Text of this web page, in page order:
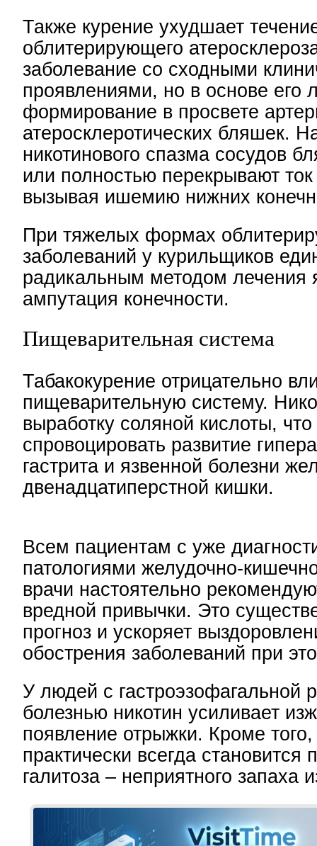
Также курение ухудшает
облитерирующего
заболевание со сходными
проявлениями, но в основе его
формирование в просвете
атеросклеротических бляшек.
никотинового спазма сосудов
или полностью перекрывают ток
вызывая ишемию нижних
При тяжелых формах
заболеваний у курильщиков
радикальным методом лечения
ампутация конечности.
Пищеварительная система
Табакокурение отрицательно
пищеварительную систему.
выработку соляной кислоты,
спровоцировать развитие
гастрита и язвенной болезни
двенадцатиперстной кишки.
Всем пациентам с уже
патологиями желудочно-
врачи настоятельно
вредной привычки. Это
прогноз и ускоряет
обострения заболеваний при
У людей с гастроэзофагальной
болезнью никотин усиливает
появление отрыжки. Кроме того,
практически всегда становится
галитоза – неприятного запаха